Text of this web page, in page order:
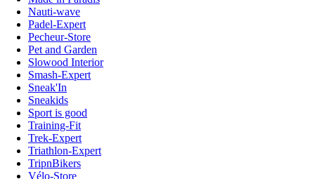
Nauti-wave
Padel-Expert
Pecheur-Store
Pet and Garden
Slowood Interior
Smash-Expert
Sneak'In
Sneakids
Sport is good
Training-Fit
Trek-Expert
Triathlon-Expert
TripnBikers
Vélo-Store